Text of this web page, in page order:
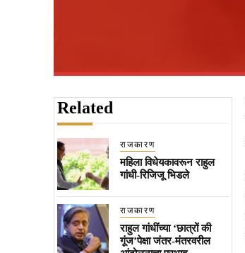
Related
राजकारण
महिला विधेयकावरून राहुल
गांधी-रिजिजू भिडले
राजकारण
राहुल गांधींच्या ‘छात्रों की
गूंज’पेक्षा जंतर-मंतरवरील